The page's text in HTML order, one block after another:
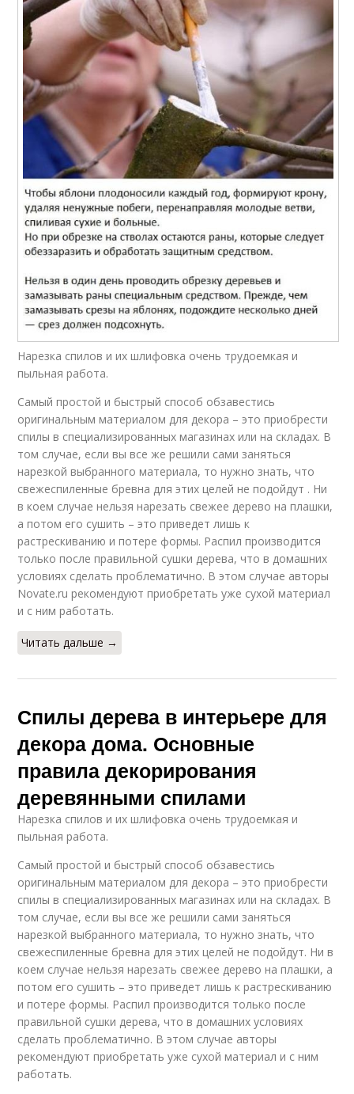
Нарезка спилов и их шлифовка очень трудоемкая и
пыльная работа.
Самый простой и быстрый способ обзавестись
оригинальным материалом для декора – это приобрести
спилы в специализированных магазинах или на складах. В
том случае, если вы все же решили сами заняться
нарезкой выбранного материала, то нужно знать, что
свежеспиленные бревна для этих целей не подойдут . Ни
в коем случае нельзя нарезать свежее дерево на плашки,
а потом его сушить – это приведет лишь к
растрескиванию и потере формы. Распил производится
только после правильной сушки дерева, что в домашних
условиях сделать проблематично. В этом случае авторы
Novate.ru рекомендуют приобретать уже сухой материал
и с ним работать.
Читать дальше →
Спилы дерева в интерьере для
декора дома. Основные
правила декорирования
деревянными спилами
Нарезка спилов и их шлифовка очень трудоемкая и
пыльная работа.
Самый простой и быстрый способ обзавестись
оригинальным материалом для декора – это приобрести
спилы в специализированных магазинах или на складах. В
том случае, если вы все же решили сами заняться
нарезкой выбранного материала, то нужно знать, что
свежеспиленные бревна для этих целей не подойдут. Ни в
коем случае нельзя нарезать свежее дерево на плашки, а
потом его сушить – это приведет лишь к растрескиванию
и потере формы. Распил производится только после
правильной сушки дерева, что в домашних условиях
сделать проблематично. В этом случае авторы
рекомендуют приобретать уже сухой материал и с ним
работать.